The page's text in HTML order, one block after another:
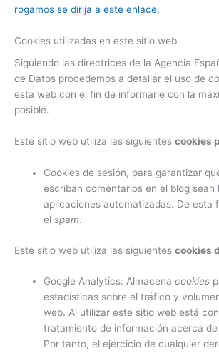
rogamos se dirija a este enlace.
Cookies utilizadas en este sitio web
Siguiendo las directrices de la Agencia
de Datos procedemos a detallar el uso de
esta web con el fin de informarle con la
posible.
Este sitio web utiliza las siguientes cookies
Cookies de sesión, para garantizar
escriban comentarios en el blog sean
aplicaciones automatizadas. De esta
elspam.
Este sitio web utiliza las siguientes cookies
Google Analytics: Almacenacookies
estadísticas sobre el tráfico y
web. Al utilizar este sitio web está
tratamiento de información acerca
Por tanto, el ejercicio de cualquier